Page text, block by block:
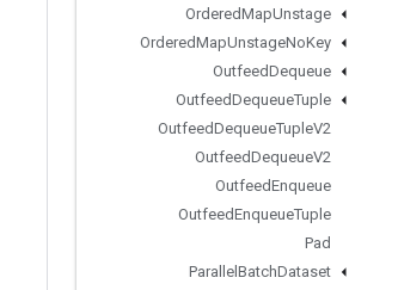
OrderedMapUnstage
OrderedMapUnstageNoKey
OutfeedDequeue
OutfeedDequeueTuple
OutfeedDequeueTupleV2
OutfeedDequeueV2
OutfeedEnqueue
OutfeedEnqueueTuple
Pad
Parallel BatchDataset